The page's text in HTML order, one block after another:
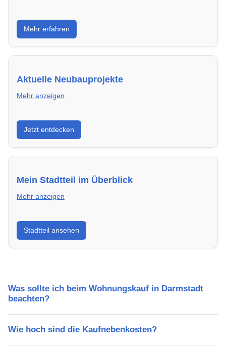
Erfahre, welche Nebenkosten rechtmäßig sind und
wie du deine monatliche Belastung optimieren
kannst.
Mehr erfahren
Aktuelle Neubauprojekte
Mehr anzeigen
Entdecke Neubauprojekte in Darmstadt – modern,
energieeffizient und sofort bezugsfertig.
Jetzt entdecken
Mein Stadtteil im Überblick
Mehr anzeigen
Erfahre mehr über deinen Stadtteil in Darmstadt:
Lebensqualität, Verkehrsanbindung, Schulen,
Freizeitmöglichkeiten und Mietpreise.
Stadtteil ansehen
Was sollte ich beim Wohnungskauf in Darmstadt
beachten?
Wie hoch sind die Kaufnebenkosten?